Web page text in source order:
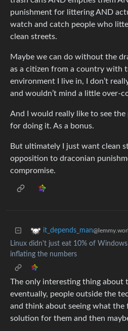
punishment for littering AND
watch and catch people who
clean streets.
Maybe we can do without the
as a citizen from a country with
environment I live in, I don’t
and wouldn’t mind a little over-
And I would really like to see
for doing it. As a bonus.
But ultimately I just want clean
opposition to draconian
compromise.
it_depends_man
Linux didn't just eat 10% of
inflating the numbers
The only interesting thing about
eventually, people outside the
and think about seeing what the
solution for them and then